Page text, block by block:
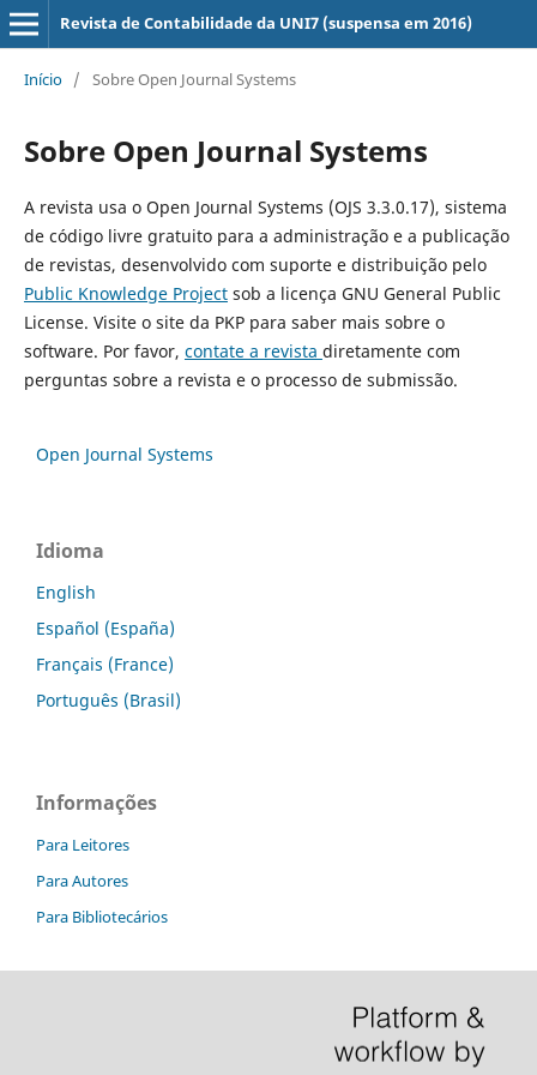
Revista de Contabilidade da UNI7 (suspensa em 2016)
Início / Sobre Open Journal Systems
Sobre Open Journal Systems
A revista usa o Open Journal Systems (OJS 3.3.0.17), sistema
de código livre gratuito para a administração e a publicação
de revistas, desenvolvido com suporte e distribuição pelo
Public Knowledge Projectsob a licença GNU General Public
License. Visite o site da PKP para saber mais sobre o
software. Por favor, contate a revista diretamente com
perguntas sobre a revista e o processo de submissão.
Open Journal Systems
Idioma
English
Español (España)
Français (France)
Português (Brasil)
Informações
Para Leitores
Para Autores
Para Bibliotecários